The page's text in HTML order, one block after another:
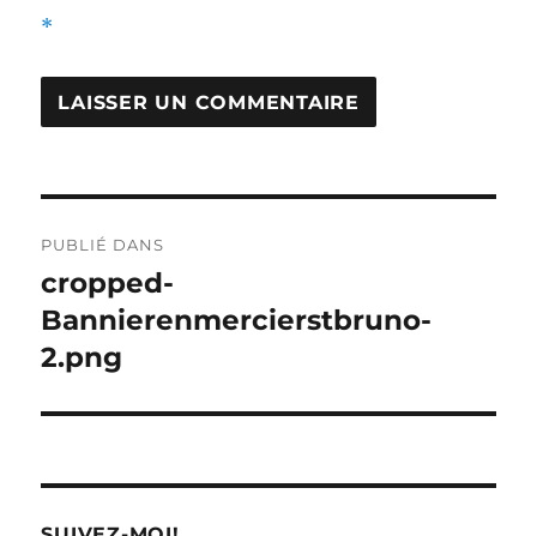
*
de
l'article
PUBLIÉ DANS
cropped-
Bannierenmercierstbruno-
2.png